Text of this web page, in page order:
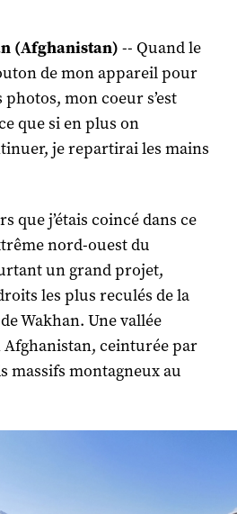
(Afghanistan) -- Quand le
de mon appareil pour
mon coeur s’est
que si en plus on
je repartirai les mains
que j’étais coincé dans ce
nord-ouest du
un grand projet,
les plus reculés de la
Wakhan. Une vallée
ceinturée par
massifs montagneux au